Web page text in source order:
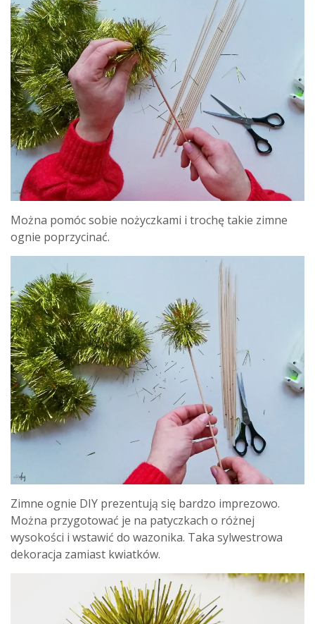
Można pomóc sobie nożyczkami i trochę takie zimne
ognie poprzycinać.
Zimne ognie DIY prezentują się bardzo imprezowo.
Można przygotować je na patyczkach o różnej
wysokości i wstawić do wazonika. Taka sylwestrowa
dekoracja zamiast kwiatków.